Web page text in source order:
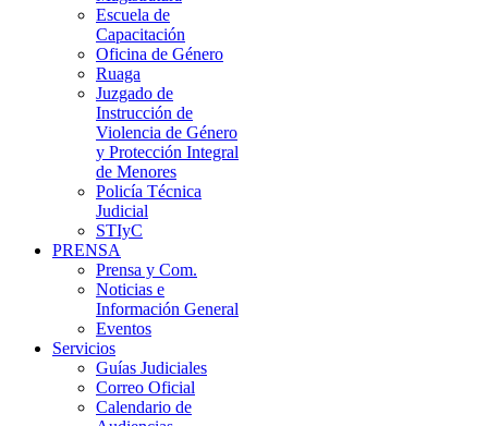
Escuela de
Capacitación
Oficina de Género
Ruaga
Juzgado de
Instrucción de
Violencia de Género
y Protección Integral
de Menores
Policía Técnica
Judicial
STIyC
PRENSA
Prensa y Com.
Noticias e
Información General
Eventos
Servicios
Guías Judiciales
Correo Oficial
Calendario de